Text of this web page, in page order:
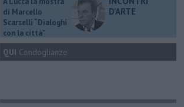
di Marcello
Scarselli “Dialoghi
con la città"
D'ARTE
QUI Condoglianze